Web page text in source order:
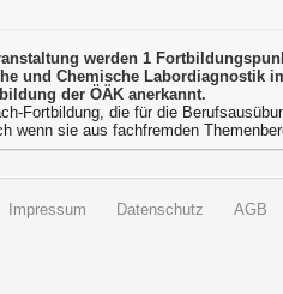
werden 1
und Chemische Labordiagnostik
der ÖÄK anerkannt.
Fortbildung, die für die
wenn sie aus fachfremden
Impressum Datenschutz AGB